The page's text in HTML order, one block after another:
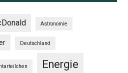
Astronomie
Deutschland
Energie